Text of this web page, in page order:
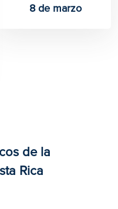
8 de marzo
de la
Rica